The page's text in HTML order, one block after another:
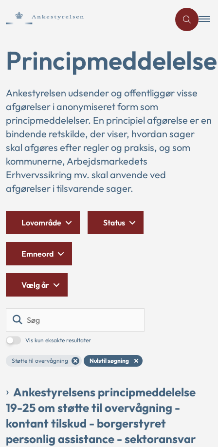
Ankestyrelsen udsender og offentliggør visse
afgørelser i anonymiseret form som
principmeddelelser. En principiel afgørelse er en
bindende retskilde, der viser, hvordan sager
skal afgøres efter regler og praksis, og som
kommunerne, Arbejdsmarkedets
Erhvervssikring mv. skal anvende ved
afgørelser i tilsvarende sager.
Vis kun eksakte resultater
Støtte til overvågning Nulstil søgning
Lovområde Status
Emneord
Vælg år
Ankestyrelsens principmeddelelse
19-25 om støtte til overvågning -
kontant tilskud - borgerstyret
personlig assistance - sektoransvar